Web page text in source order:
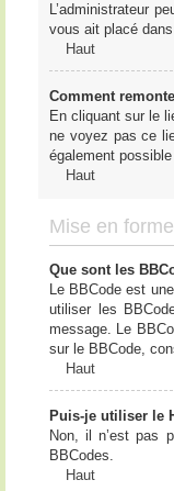
L’administrateur
vous ait placé
Haut
Comment
En cliquant sur le
ne voyez pas ce
également
Haut
Mise en
Que sont les
Le BBCode est
utiliser les
message. Le
sur le BBCode,
Haut
Puis-je utiliser le
Non, il n’est pas
BBCodes.
Haut